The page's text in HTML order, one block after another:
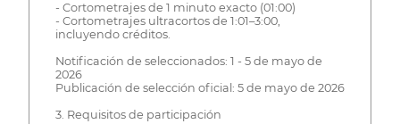
- Cortometrajes de 1 minuto exacto (01:00)
- Cortometrajes ultracortos de 1:01–3:00,
incluyendo créditos.
Notificación de seleccionados: 1 - 5 de mayo de
2026
Publicación de selección oficial: 5 de mayo de 2026
3. Requisitos de participación